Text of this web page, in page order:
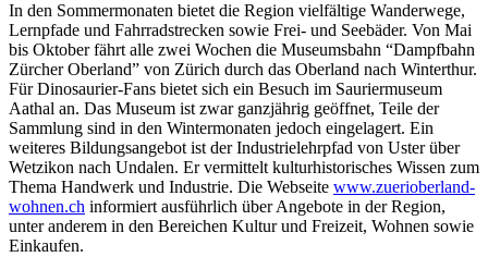
In den Sommermonaten bietet die Region vielfältige Wanderwege,
Lernpfade und Fahrradstrecken sowie Frei- und Seebäder. Von Mai
bis Oktober fährt alle zwei Wochen die Museumsbahn “Dampfbahn
Zürcher Oberland” von Zürich durch das Oberland nach Winterthur.
Für Dinosaurier-Fans bietet sich ein Besuch im Sauriermuseum
Aathal an. Das Museum ist zwar ganzjährig geöffnet, Teile der
Sammlung sind in den Wintermonaten jedoch eingelagert. Ein
weiteres Bildungsangebot ist der Industrielehrpfad von Uster über
Wetzikon nach Undalen. Er vermittelt kulturhistorisches Wissen zum
Thema Handwerk und Industrie. Die Webseite www.zuerioberland-
wohnen.ch informiert ausführlich über Angebote in der Region,
unter anderem in den Bereichen Kultur und Freizeit, Wohnen sowie
Einkaufen.